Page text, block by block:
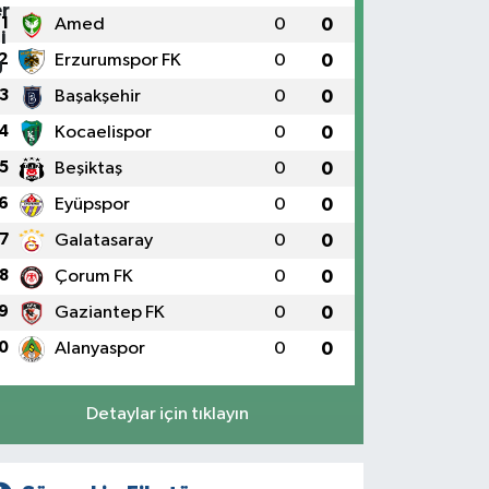
1 Amed 0 0
Erzurumspor FK 0 0
3 Başakşehir 0 0
Kocaelispor 0 0
5 Beşiktaş 0 0
Eyüpspor 0 0
7 Galatasaray 0 0
8 Çorum FK 0 0
Gaziantep FK 0 0
Alanyaspor 0 0
Detaylar için tıklayın